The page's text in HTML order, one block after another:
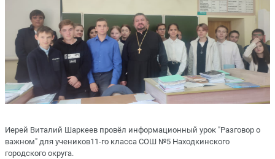
Иерей Виталий Шаркеев провёл информационный урок "Разговор о
важном" для учеников11-го класса СОШ №5 Находкинского
городского округа.